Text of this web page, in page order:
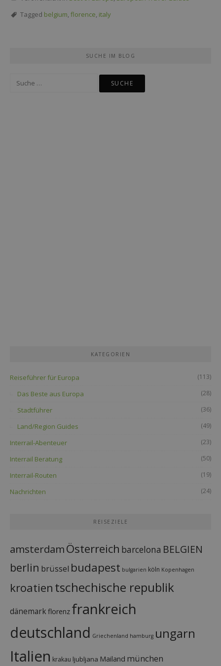
Tagged belgium, florence, italy
SUCHE IM BLOG
Suche
KATEGORIEN
Reiseführer für Europa (113)
Das Beste aus Europa (28)
Stadtführer (36)
Land/Region Guides (49)
Interrail-Abenteuer (23)
Interrail Beratung (50)
Interrail-Routen (19)
Nachrichten (24)
REISEZIELE
amsterdamÖsterreich barcelona BELGIEN
berlin brüssel budapest bulgarien köln Kopenhagen
kroatien tschechische republik
dänemark florenz frankreich
deutschland Griechenland hamburg ungarn
Italien krakau ljubljana Mailand münchen